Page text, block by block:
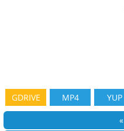
GDRIVE MP4 YUP